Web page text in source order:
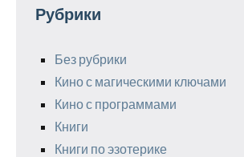
Рубрики
Без рубрики
Кино с магическими ключами
Кино с программами
Книги
Книги по эзотерике